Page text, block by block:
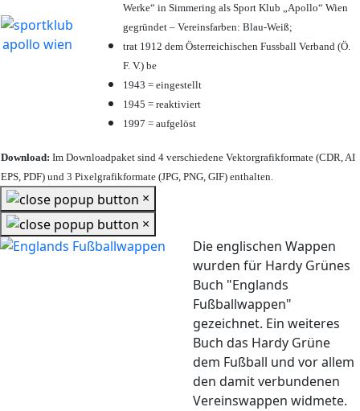
Werke“ in Simmering als Sport Klub „Apollo“ Wien
gegründet – Vereinsfarben: Blau-Weiß;
trat 1912 dem Österreichischen Fussball Verband (Ö.
F. V.) be
1943 = eingestellt
1945 = reaktiviert
1997 = aufgelöst
Download: Im Downloadpaket sind 4 verschiedene Vektorgrafikformate (CDR, AI
EPS, PDF) und 3 Pixelgrafikformate (JPG, PNG, GIF) enthalten.
×
×
Die englischen Wappen
wurden für Hardy Grünes
Buch "Englands
Fußballwappen"
gezeichnet. Ein weiteres
Buch das Hardy Grüne
dem Fußball und vor allem
den damit verbundenen
Vereinswappen widmete.